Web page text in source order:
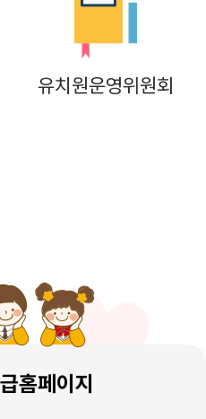
유치원운영위원회
홈페이지